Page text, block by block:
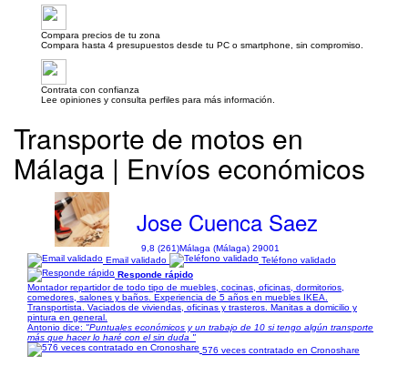
Compara precios de tu zona
Compara hasta 4 presupuestos desde tu PC o smartphone, sin compromiso.
Contrata con confianza
Lee opiniones y consulta perfiles para más información.
Transporte de motos en
Málaga | Envíos económicos
Jose Cuenca Saez
9,8 (261)Málaga (Málaga) 29001
Email validado
Teléfono validado
Responde rápido
Montador repartidor de todo tipo de muebles, cocinas, oficinas, dormitorios,
comedores, salones y baños. Experiencia de 5 años en muebles IKEA.
Transportista. Vaciados de viviendas, oficinas y trasteros. Manitas a domicilio y
pintura en general.
Antonio dice: "Puntuales económicos y un trabajo de 10 si tengo algún transporte
más que hacer lo haré con el sin duda "
576 veces contratado en Cronoshare